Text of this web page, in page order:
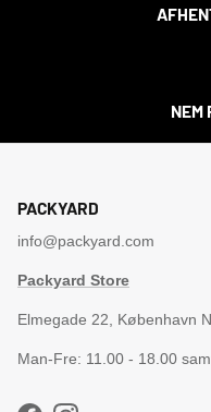
NEM
PACKYARD
info@packyard.com
Packyard Store
Elmegade 22, København N
Man-Fre: 11.00 - 18.00